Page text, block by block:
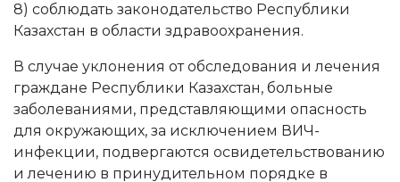
8) соблюдать законодательство Республики
Казахстан в области здравоохранения.
В случае уклонения от обследования и лечения
граждане Республики Казахстан, больные
заболеваниями, представляющими опасность
для окружающих, за исключением ВИЧ-
инфекции, подвергаются освидетельствованию
и лечению в принудительном порядке в